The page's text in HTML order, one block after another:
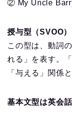
② My Uncle
授与型（SVOO）
この型は、動詞
れる」を表す。「
「与える」関係
基本文型は英会